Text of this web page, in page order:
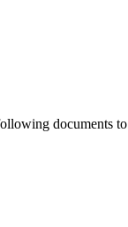
documents to